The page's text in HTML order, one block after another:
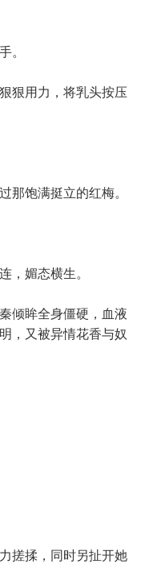
。
狠用力，将乳头按压
那饱满挺立的红梅。
，媚态横生。
倾眸全身僵硬，血液
，又被异情花香与奴
搓揉，同时另扯开她